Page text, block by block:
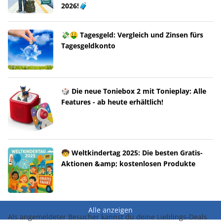
2026!🧳
💸🤑 Tagesgeld: Vergleich und Zinsen fürs
Tagesgeldkonto
🎲 Die neue Toniebox 2 mit Tonieplay: Alle
Features - ab heute erhältlich!
🧒 Weltkindertag 2025: Die besten Gratis-
Aktionen &amp; kostenlosen Produkte
Alle anzeigen
Als angemeldeter Besucher kannst du deine Lieblings-Deals